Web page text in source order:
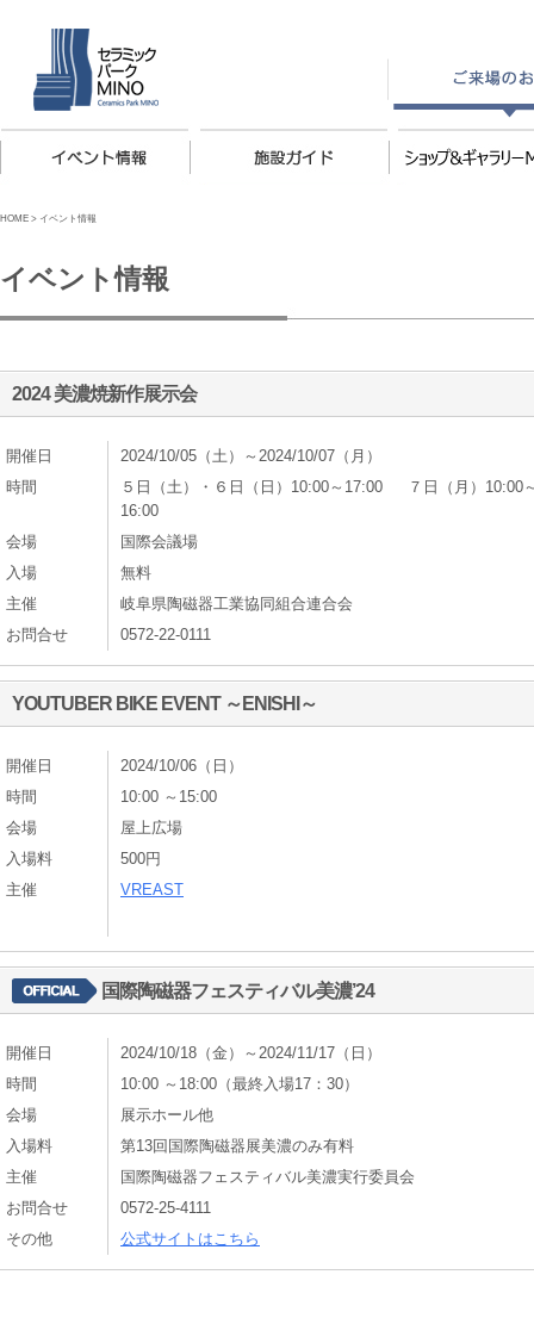
HOME > イベント情報
イベント情報
2024 美濃焼新作展示会
開催日
2024/10/05（土）～2024/10/07（月）
時間
５日（土）・６日（日）10:00～17:00 ７日（月）10:00
16:00
会場
国際会議場
入場
無料
主催
岐阜県陶磁器工業協同組合連合会
お問合せ
0572-22-0111
YOUTUBER BIKE EVENT ～ENISHI～
開催日
2024/10/06（日）
時間
10:00 ～15:00
会場
屋上広場
入場料
500円
主催
VREAST
国際陶磁器フェスティバル美濃’24
開催日
2024/10/18（金）～2024/11/17（日）
時間
10:00 ～18:00（最終入場17：30）
会場
展示ホール他
入場料
第13回国際陶磁器展美濃のみ有料
主催
国際陶磁器フェスティバル美濃実行委員会
お問合せ
0572-25-4111
その他
公式サイトはこちら